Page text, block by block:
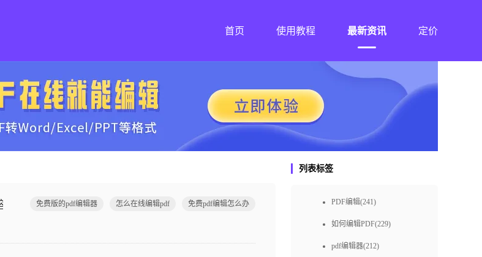
首页 使用教程 最新资讯 定价
免费版的pdf编辑器 怎么在线编辑pdf 免费pdf编辑怎么办
列表标签
PDF编辑(241)
如何编辑PDF(229)
pdf编辑器(212)